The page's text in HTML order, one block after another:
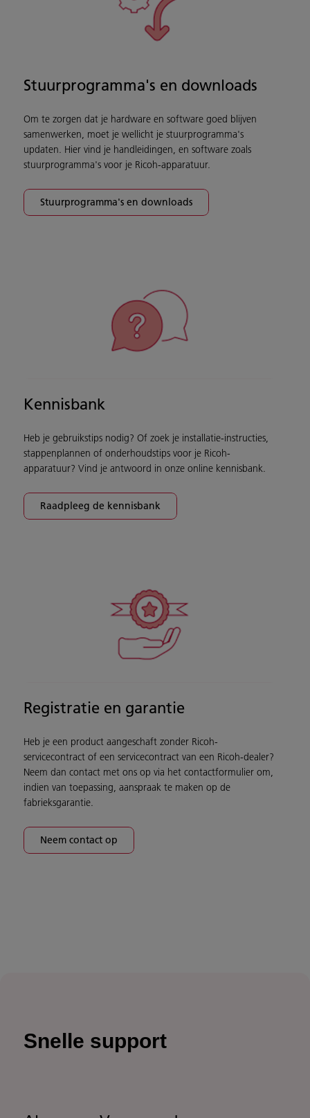
Stuurprogramma's en downloads
Om te zorgen dat je hardware en software goed blijven
samenwerken, moet je wellicht je stuurprogramma's
updaten. Hier vind je handleidingen, en software zoals
stuurprogramma's voor je Ricoh-apparatuur.
Stuurprogramma's en downloads
Kennisbank
Heb je gebruikstips nodig? Of zoek je installatie-instructies,
stappenplannen of onderhoudstips voor je Ricoh-
apparatuur? Vind je antwoord in onze online kennisbank.
Raadpleeg de kennisbank
Registratie en garantie
Heb je een product aangeschaft zonder Ricoh-
servicecontract of een servicecontract van een Ricoh-dealer?
Neem dan contact met ons op via het contactformulier om,
indien van toepassing, aanspraak te maken op de
fabrieksgarantie.
Neem contact op
Snelle support